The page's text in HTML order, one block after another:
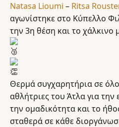
Natasa Lioumi – Ritsa
αγωνίστηκε στο Κύπελλο
την 3η θέση και το χάλκινο
Θερμά συγχαρητήρια σε
αθλήτριες του Άτλα για την
την ομαδικότητα και το
σταθερά σε κάθε